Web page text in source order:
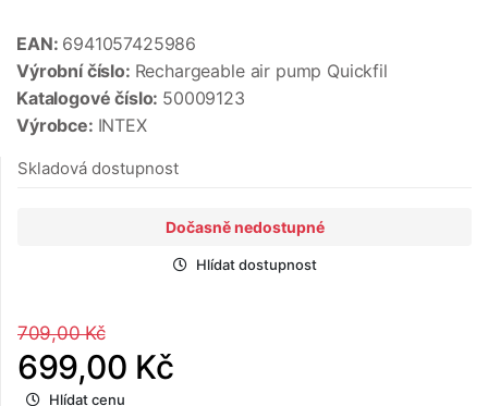
EAN: 6941057425986
Výrobní číslo: Rechargeable air pump Quickfil
Katalogové číslo: 50009123
Výrobce: INTEX
Skladová dostupnost
Dočasně nedostupné
Hlídat dostupnost
709,00 Kč
699,00 Kč
Hlídat cenu